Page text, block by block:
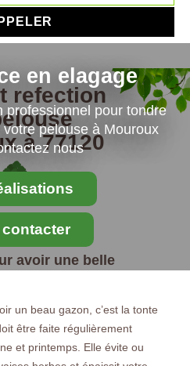
en elagage
professionnel pour tondre
pelouse à Mouroux
nous
refection
à 77120
avoir une belle
un beau gazon, c’est la tonte
être faite régulièrement
et printemps. Elle évite ou